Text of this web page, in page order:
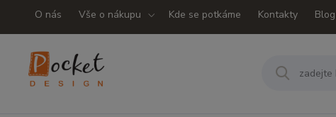
O nás Vše o nákupu Kde se potkáme Kontakty Blog